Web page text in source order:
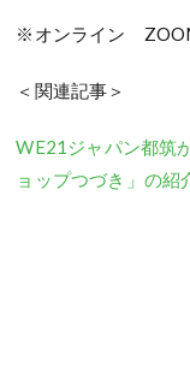
※オンライン
＜関連記事＞
WE21ジャパン都筑
ョップつづき」の紹